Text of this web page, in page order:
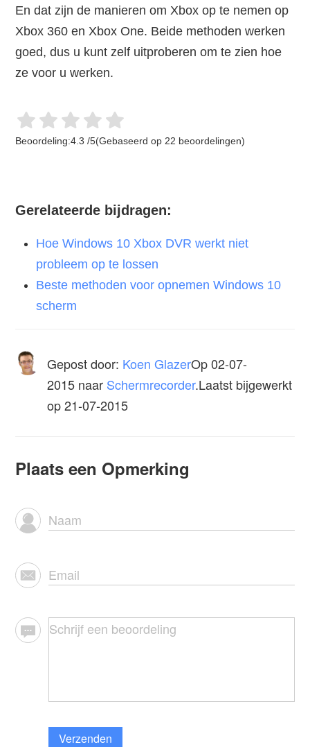
En dat zijn de manieren om Xbox op te nemen op
Xbox 360 en Xbox One. Beide methoden werken
goed, dus u kunt zelf uitproberen om te zien hoe
ze voor u werken.
Beoordeling:4.3 /5(Gebaseerd op 22 beoordelingen)
Gerelateerde bijdragen:
Hoe Windows 10 Xbox DVR werkt niet
probleem op te lossen
Beste methoden voor opnemen Windows 10
scherm
Gepost door: Koen GlazerOp02-07-
2015 naar Schermrecorder.Laatst bijgewerkt
op 21-07-2015
Plaats een Opmerking
Verzenden